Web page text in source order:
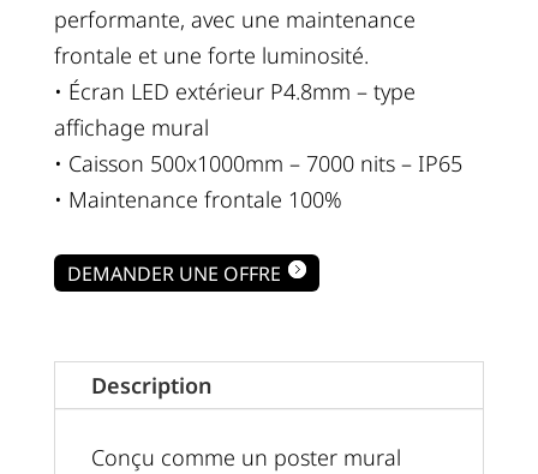
performante, avec une maintenance
frontale et une forte luminosité.
• Écran LED extérieur P4.8mm – type
affichage mural
• Caisson 500x1000mm – 7000 nits – IP65
• Maintenance frontale 100%
DEMANDER UNE OFFRE
Description
Conçu comme un poster mural